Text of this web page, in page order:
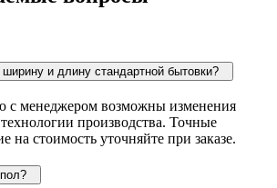
и длину стандартной бытовки?
с менеджером возможны изменения
производства. Точные
на стоимость уточняйте при заказе.